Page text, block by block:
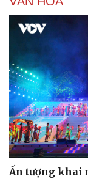
Ấn tượng khai